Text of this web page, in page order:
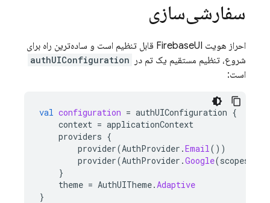
سفارشی‌سازی
احراز هویت FirebaseUI قابل تنظیم است و ساده‌ترین راه برای
شروع، تنظیم مستقیم یک تم در
authUIConfiguration
است:
val configuration = authUIConfiguration {
context = applicationContext
providers {
provider(AuthProvider .Email())
provider(AuthProvider .Google(scopes
}
theme = AuthUITheme.Adaptive
}